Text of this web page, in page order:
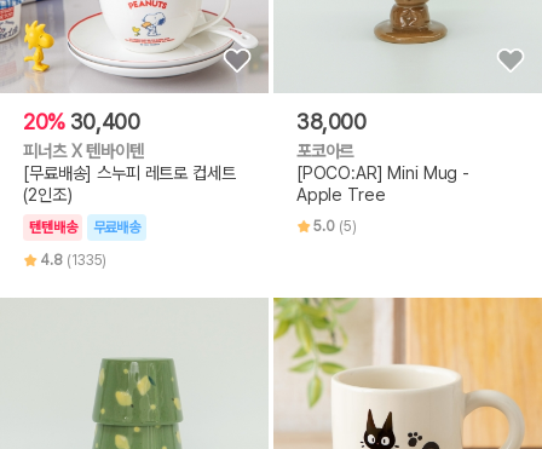
20% 30,400
피너츠 X 텐바이텐
[무료배송] 스누피 레트로 컵세트
(2인조)
텐텐배송
무료배송
4.8 (1335)
38,000
포코아르
[POCO:AR] Mini Mug -
Apple Tree
5.0 (5)